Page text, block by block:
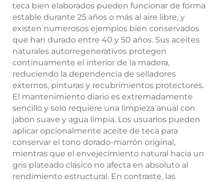
teca bien elaborados pueden funcionar de forma
estable durante 25 años o más al aire libre, y
existen numerosos ejemplos bien conservados
que han durado entre 40 y 50 años. Sus aceites
naturales autorregenerativos protegen
continuamente el interior de la madera,
reduciendo la dependencia de selladores
externos, pinturas y recubrimientos protectores.
El mantenimiento diario es extremadamente
sencillo y solo requiere una limpieza anual con
jabón suave y agua limpia. Los usuarios pueden
aplicar opcionalmente aceite de teca para
conservar el tono dorado-marrón original,
mientras que el envejecimiento natural hacia un
gris plateado clásico no afecta en absoluto al
rendimiento estructural. En contraste, las